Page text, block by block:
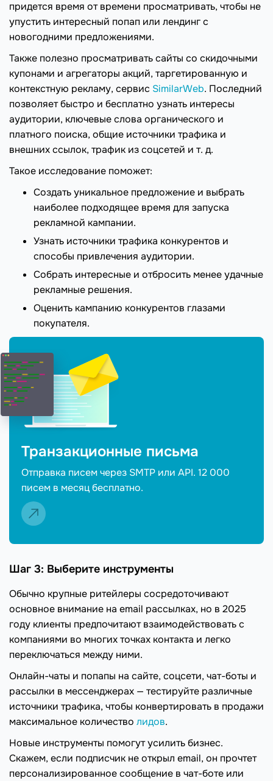
придется время от времени просматривать, чтобы не
упустить интересный попап или лендинг с
новогодними предложениями.
Также полезно просматривать сайты со скидочными
купонами и агрегаторы акций, таргетированную и
контекстную рекламу, сервис SimilarWeb. Последний
позволяет быстро и бесплатно узнать интересы
аудитории, ключевые слова органического и
платного поиска, общие источники трафика и
внешних ссылок, трафик из соцсетей и т. д.
Такое исследование поможет:
Создать уникальное предложение и выбрать
наиболее подходящее время для запуска
рекламной кампании.
Узнать источники трафика конкурентов и
способы привлечения аудитории.
Собрать интересные и отбросить менее удачные
рекламные решения.
Оценить кампанию конкурентов глазами
покупателя.
Транзакционные письма
Отправка писем через SMTP или API. 12 000
писем в месяц бесплатно.
Шаг 3: Выберите инструменты
Обычно крупные ритейлеры сосредоточивают
основное внимание на email рассылках, но в 2025
году клиенты предпочитают взаимодействовать с
компаниями во многих точках контакта и легко
переключаться между ними.
Онлайн-чаты и попапы на сайте, соцсети, чат-боты и
рассылки в мессенджерах — тестируйте различные
источники трафика, чтобы конвертировать в продажи
максимальное количество лидов.
Новые инструменты помогут усилить бизнес.
Скажем, если подписчик не открыл email, он прочтет
персонализированное сообщение в чат-боте или